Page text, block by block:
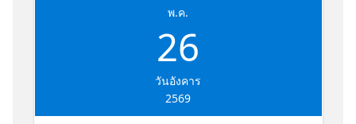
Rejoignez-nous et soyez prêt·e pour Build.
พ.ค.
26
วันอังคาร
2569